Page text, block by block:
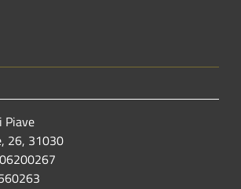
Piave
26, 31030